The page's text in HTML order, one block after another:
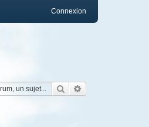
Connexion
Rechercher